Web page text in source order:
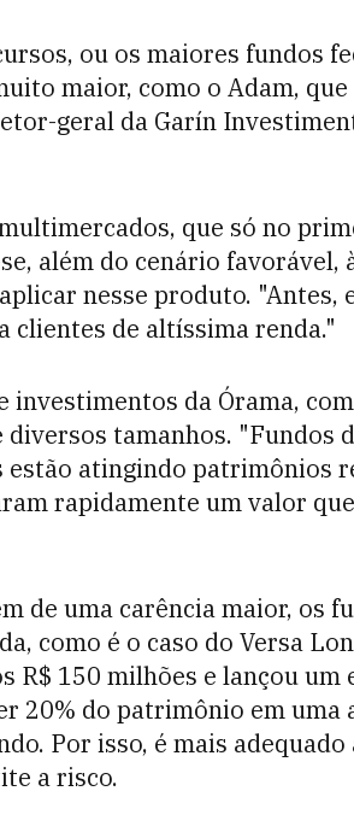
ou os maiores fundos
maior, como o Adam,
geral da Garín
que só no
além do cenário
nesse produto. "Antes,
de altíssima renda."
investimentos da Órama,
tamanhos. "Fundos
atingindo patrimônios
rapidamente um valor
de uma carência maior, os
como é o caso do Versa
R$ 150 milhões e lançou
20% do patrimônio em uma
Por isso, é mais
a risco.